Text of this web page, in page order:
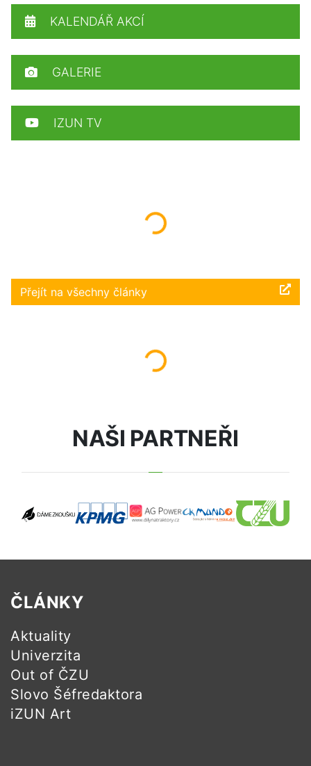
Načítám...
Přejít na všechny články
Načítám...
KALENDÁŘ AKCÍ
GALERIE
IZUN TV
NAŠI PARTNEŘI
ČLÁNKY
Aktuality
Univerzita
Out of ČZU
Slovo Šéfredaktora
iZUN Art